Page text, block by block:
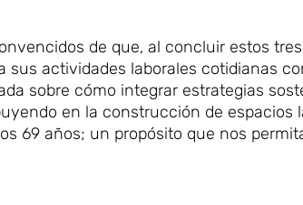
de que, al concluir estos
sus actividades laborales cotidianas
sobre cómo integrar estrategias
en la construcción de espacios
69 años; un propósito que nos